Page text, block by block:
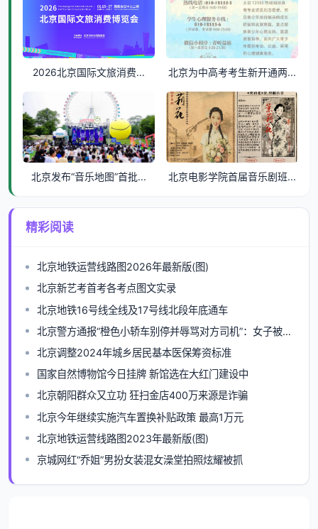
2026北京国际文旅消费... 北京为中高考考生新开通两...
北京发布“音乐地图”首批... 北京电影学院首届音乐剧班...
精彩阅读
北京地铁运营线路图2026年最新版(图)
北京新艺考首考各考点图文实录
北京地铁16号线全线及17号线北段年底通车
北京警方通报“橙色小轿车别停并辱骂对方司机”：女子被行拘
北京调整2024年城乡居民基本医保筹资标准
国家自然博物馆今日挂牌 新馆选在大红门建设中
北京朝阳群众又立功 狂扫金店400万来源是诈骗
北京今年继续实施汽车置换补贴政策 最高1万元
北京地铁运营线路图2023年最新版(图)
京城网红“乔姐”男扮女装混女澡堂拍照炫耀被抓